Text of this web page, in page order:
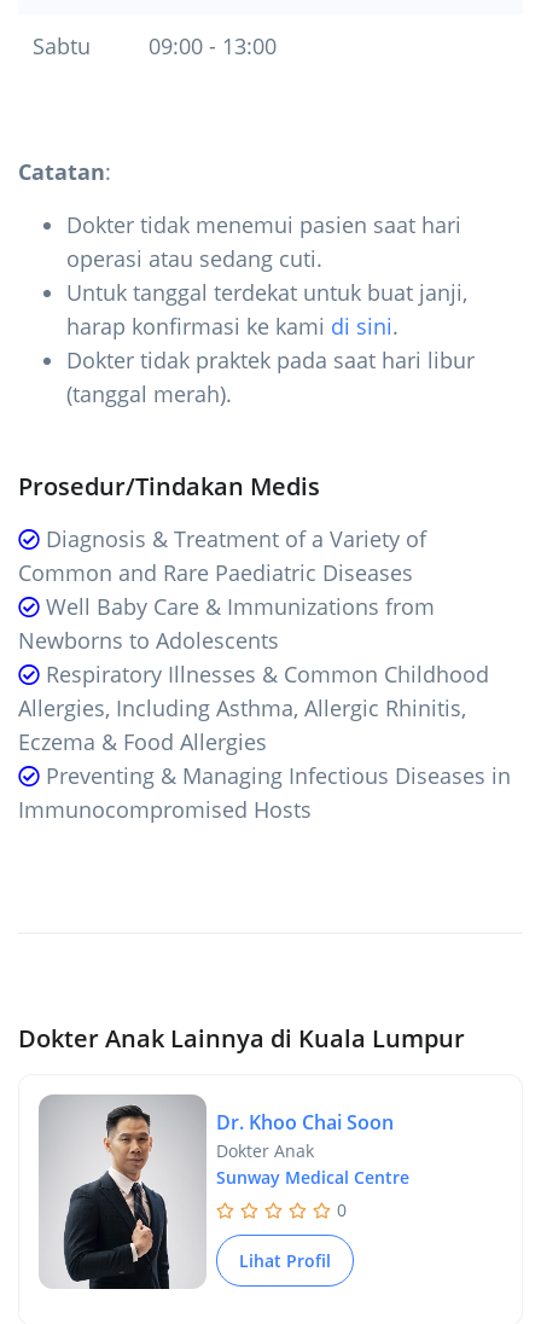
Sabtu 09:00 - 13:00
Catatan:
Dokter tidak menemui pasien saat hari
operasi atau sedang cuti.
Untuk tanggal terdekat untuk buat janji,
harap konfirmasi ke kami di sini.
Dokter tidak praktek pada saat hari libur
(tanggal merah).
Prosedur/Tindakan Medis
Diagnosis & Treatment of a Variety of
Common and Rare Paediatric Diseases
Well Baby Care & Immunizations from
Newborns to Adolescents
Respiratory Illnesses & Common Childhood
Allergies, Including Asthma, Allergic Rhinitis,
Eczema & Food Allergies
Preventing & Managing Infectious Diseases in
Immunocompromised Hosts
Dokter Anak Lainnya di Kuala Lumpur
Dr. Khoo Chai Soon
Dokter Anak
Sunway Medical Centre
0
Lihat Profil